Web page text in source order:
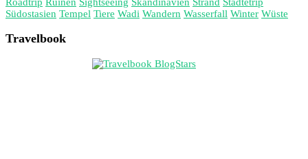
Südostasien Tempel Tiere Wadi Wandern Wasserfall Winter Wüste
Travelbook